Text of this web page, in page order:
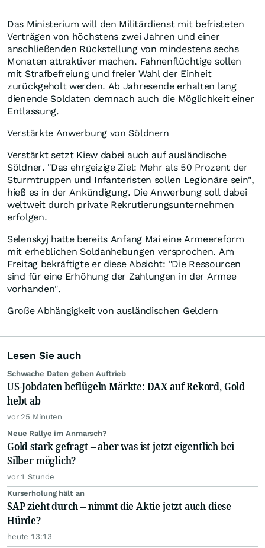
Das Ministerium will den Militärdienst mit befristeten
Verträgen von höchstens zwei Jahren und einer
anschließenden Rückstellung von mindestens sechs
Monaten attraktiver machen. Fahnenflüchtige sollen
mit Strafbefreiung und freier Wahl der Einheit
zurückgeholt werden. Ab Jahresende erhalten lang
dienende Soldaten demnach auch die Möglichkeit einer
Entlassung.
Verstärkte Anwerbung von Söldnern
Verstärkt setzt Kiew dabei auch auf ausländische
Söldner. "Das ehrgeizige Ziel: Mehr als 50 Prozent der
Sturmtruppen und Infanteristen sollen Legionäre sein",
hieß es in der Ankündigung. Die Anwerbung soll dabei
weltweit durch private Rekrutierungsunternehmen
erfolgen.
Selenskyj hatte bereits Anfang Mai eine Armeereform
mit erheblichen Soldanhebungen versprochen. Am
Freitag bekräftigte er diese Absicht: "Die Ressourcen
sind für eine Erhöhung der Zahlungen in der Armee
vorhanden".
Große Abhängigkeit von ausländischen Geldern
Lesen Sie auch
Schwache Daten geben Auftrieb
US-Jobdaten beflügeln Märkte: DAX auf Rekord, Gold
hebt ab
vor 25 Minuten
Neue Rallye im Anmarsch?
Gold stark gefragt – aber was ist jetzt eigentlich bei
Silber möglich?
vor 1 Stunde
Kurserholung hält an
SAP zieht durch – nimmt die Aktie jetzt auch diese
Hürde?
heute 13:13